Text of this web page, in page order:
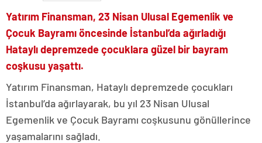
Yatırım Finansman, 23 Nisan Ulusal Egemenlik ve
Çocuk Bayramı öncesinde İstanbul’da ağırladığı
Hataylı depremzede çocuklara güzel bir bayram
coşkusu yaşattı.
Yatırım Finansman, Hataylı depremzede çocukları
İstanbul’da ağırlayarak, bu yıl 23 Nisan Ulusal
Egemenlik ve Çocuk Bayramı coşkusunu gönüllerince
yaşamalarını sağladı.